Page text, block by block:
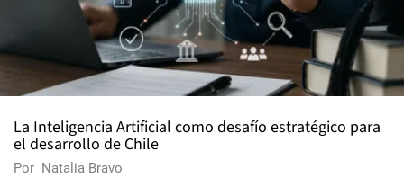
La Inteligencia Artificial como desafío estratégico para
el desarrollo de Chile
Por Natalia Bravo